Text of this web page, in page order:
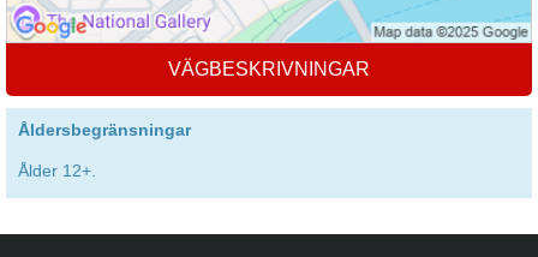
VÄGBESKRIVNINGAR
Åldersbegränsningar
Ålder 12+.